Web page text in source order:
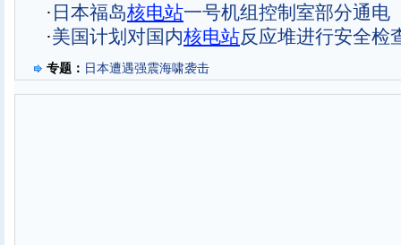
· 日本福岛核电站一号机组控制室部分通电
·美国计划对国内核电站反应堆进行安全检
专题： 日本遭遇强震海啸袭击